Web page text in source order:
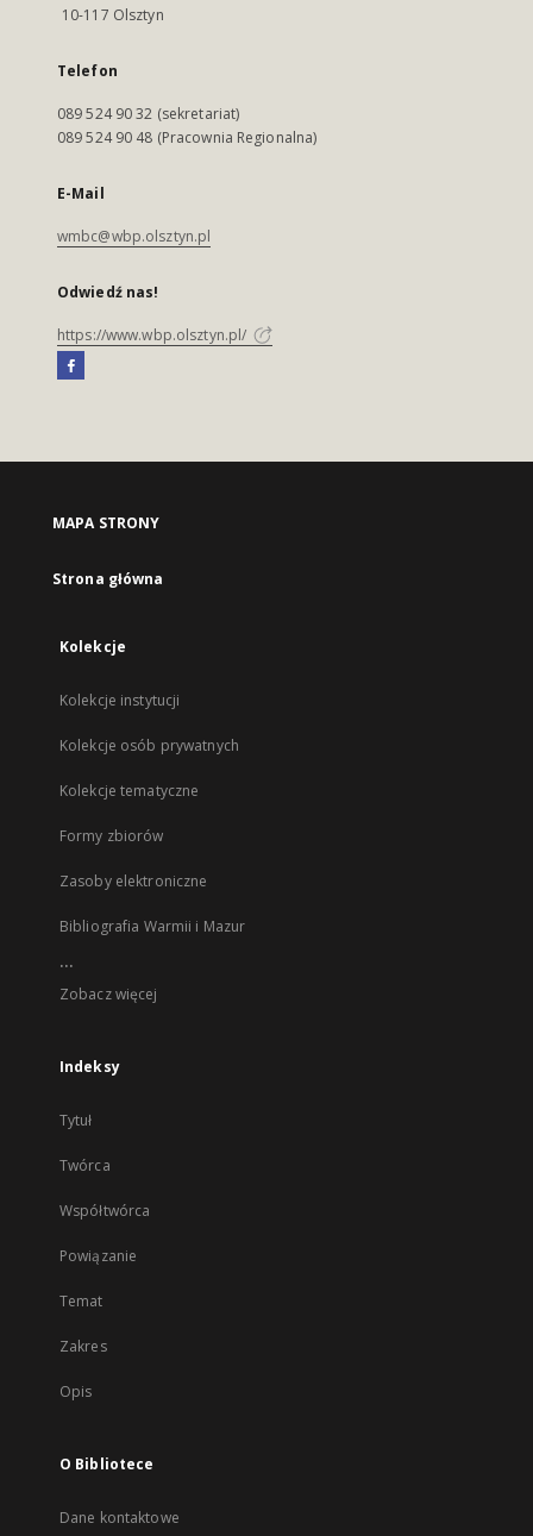
10-117 Olsztyn
Telefon
089 524 90 32 (sekretariat)
089 524 90 48 (Pracownia Regionalna)
E-Mail
wmbc@wbp.olsztyn.pl
Odwiedź nas!
https://www.wbp.olsztyn.pl/
MAPA STRONY
Strona główna
Kolekcje
Kolekcje instytucji
Kolekcje osób prywatnych
Kolekcje tematyczne
Formy zbiorów
Zasoby elektroniczne
Bibliografia Warmii i Mazur
...
Zobacz więcej
Indeksy
Tytuł
Twórca
Współtwórca
Powiązanie
Temat
Zakres
Opis
O Bibliotece
Dane kontaktowe